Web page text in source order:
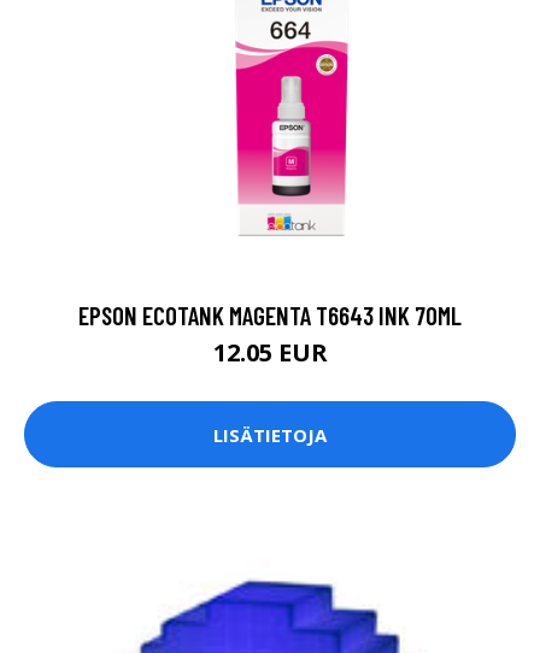
EPSON ECOTANK MAGENTA T6643 INK 70ML
12.05 EUR
LISÄTIETOJA